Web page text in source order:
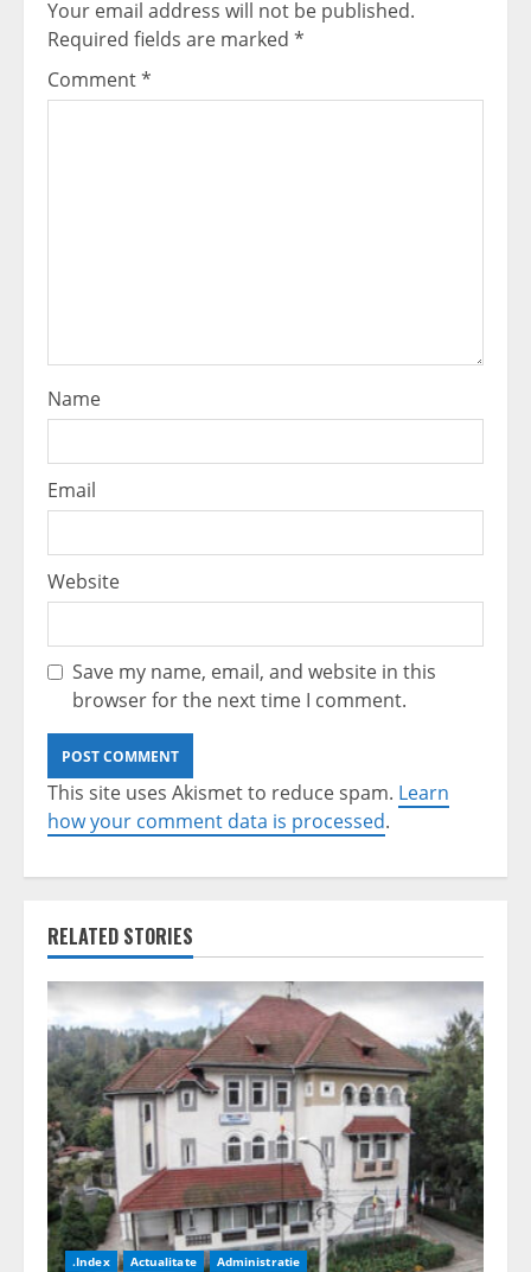
Your email address will not be published.
Required fields are marked *
Comment*
Name
Email
Website
Save my name, email, and website in this
browser for the next time I comment.
This site uses Akismet to reduce spam. Learn
how your comment data is processed.
RELATED STORIES
.Index Actualitate Administratie